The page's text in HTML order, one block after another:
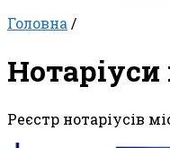
Головна /
Нотаріуси
Реєстр нотаріусів